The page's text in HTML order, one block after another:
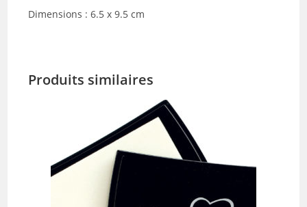
Dimensions : 6.5 x 9.5 cm
Produits similaires